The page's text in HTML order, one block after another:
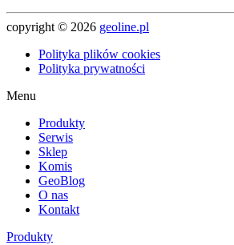
copyright © 2026 geoline.pl
Polityka plików cookies
Polityka prywatności
Menu
Produkty
Serwis
Sklep
Komis
GeoBlog
O nas
Kontakt
Produkty